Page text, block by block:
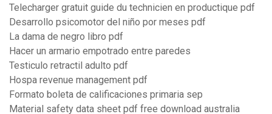
Telecharger gratuit guide du technicien en productique pdf
Desarrollo psicomotor del niño por meses pdf
La dama de negro libro pdf
Hacer un armario empotrado entre paredes
Testiculo retractil adulto pdf
Hospa revenue management pdf
Formato boleta de calificaciones primaria sep
Material safety data sheet pdf free download australia